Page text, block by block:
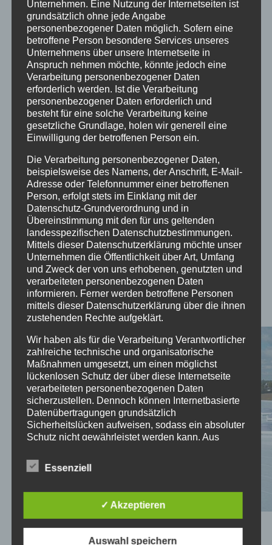

sowie eines unserer Unternehmensziele: Ihre
absolute Zufriedenheit
Wir bieten für Flachdachsanierungen und
Neueindeckungen komplette Lösungen und
Konzepte an.
Verschaffen Sie sich einen kleinen Überblick über
unser umfangreichesLEISTUNGSSPEKTRUM ->.
Wir freuen uns sehr, dass Sie unsere Homepage
Unsere Referenzen:
Kunststoffdichtungsbahn
mit Kunststoffdichtungsbahn
Kunststoffdichtungsbahn
Kunststoffdichtungsbahn
mit Kunststoffdichtungsbahn
mit Kunststoffdichtungsbahn
Kunststoffdichtungsbahn
mit Kunststoffdichtungsbahn
mit Kunststoffdichtungsbahn
Kunststoffdichtungsbahn
Unternehmen. Eine Nutzung der Internetseiten ist
grundsätzlich ohne jede Angabe
personenbezogener Daten möglich. Sofern eine
betroffene Person besondere Services unseres
Unternehmens über unsere Internetseite in
Anspruch nehmen möchte, könnte jedoch eine
Verarbeitung personenbezogener Daten
erforderlich werden. Ist die Verarbeitung
personenbezogener Daten erforderlich und
besteht für eine solche Verarbeitung keine
gesetzliche Grundlage, holen wir generell eine
Einwilligung der betroffenen Person ein.
Die Verarbeitung personenbezogener Daten,
beispielsweise des Namens, der Anschrift, E-Mail-
Adresse oder Telefonnummer einer betroffenen
Person, erfolgt stets im Einklang mit der
Datenschutz-Grundverordnung und in
Übereinstimmung mit den für uns geltenden
landesspezifischen Datenschutzbestimmungen.
Mittels dieser Datenschutzerklärung möchte unser
Unternehmen die Öffentlichkeit über Art, Umfang
und Zweck der von uns erhobenen, genutzten und
verarbeiteten personenbezogenen Daten
informieren. Ferner werden betroffene Personen
mittels dieser Datenschutzerklärung über die ihnen
zustehenden Rechte aufgeklärt.
Wir haben als für die Verarbeitung Verantwortlicher
zahlreiche technische und organisatorische
Maßnahmen umgesetzt, um einen möglichst
lückenlosen Schutz der über diese Internetseite
verarbeiteten personenbezogenen Daten
sicherzustellen. Dennoch können Internetbasierte
Datenübertragungen grundsätzlich
Sicherheitslücken aufweisen, sodass ein absoluter
Schutz nicht gewährleistet werden kann. Aus
frei, personenbezogene Daten auch auf
alternativen Wegen, beispielsweise telefonisch, an
Essenziell
✓ Akzeptieren
Auswahl speichern